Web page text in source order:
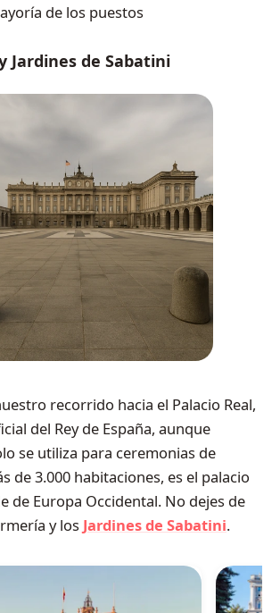
de los puestos
Jardines de Sabatini
recorrido hacia el Palacio Real,
del Rey de España, aunque
se utiliza para ceremonias de
de 3.000 habitaciones, es el palacio
de Europa Occidental. No dejes de
y los Jardines de Sabatini.